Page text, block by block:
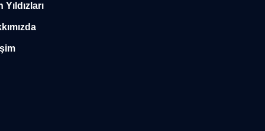
Yıldızları